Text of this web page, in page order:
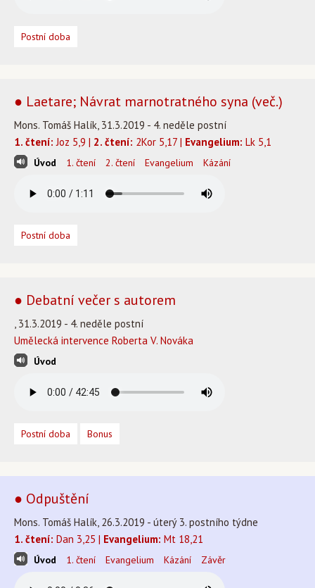
Postní doba
● Laetare; Návrat marnotratného syna (več.)
Mons. Tomáš Halík, 31.3.2019 - 4. neděle postní
1. čtení: Joz 5,9 | 2. čtení: 2Kor 5,17 | Evangelium: Lk 5,1
Úvod 1. čtení 2. čtení Evangelium Kázání
Postní doba
● Debatní večer s autorem
, 31.3.2019 - 4. neděle postní
Umělecká intervence Roberta V. Nováka
Úvod
Postní doba Bonus
● Odpuštění
Mons. Tomáš Halík, 26.3.2019 - úterý 3. postního týdne
1. čtení: Dan 3,25 | Evangelium: Mt 18,21
Úvod 1. čtení Evangelium Kázání Závěr